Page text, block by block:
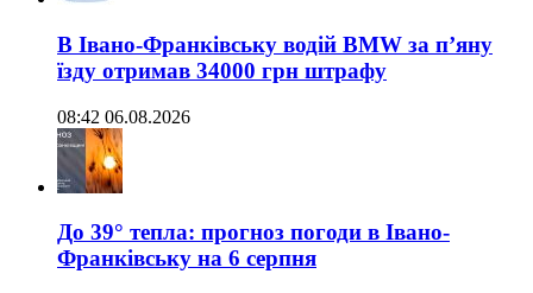
В Івано-Франківську водій BMW за п’яну
їзду отримав 34000 грн штрафу
08:42 06.08.2026
До 39° тепла: прогноз погоди в Івано-
Франківську на 6 серпня